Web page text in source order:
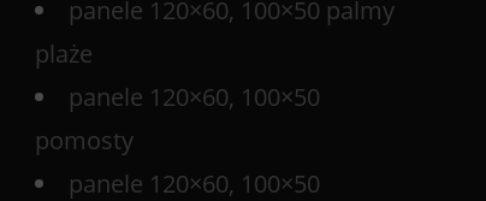
panele 120×60, 100×50 palmy
plaże
panele 120×60, 100×50
pomosty
panele 120×60, 100×50